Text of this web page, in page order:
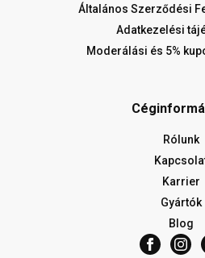
Általános Szerződési
Adatkezelési
Moderálási és 5%
Rólunk
Karrier
Gyártók
Blog